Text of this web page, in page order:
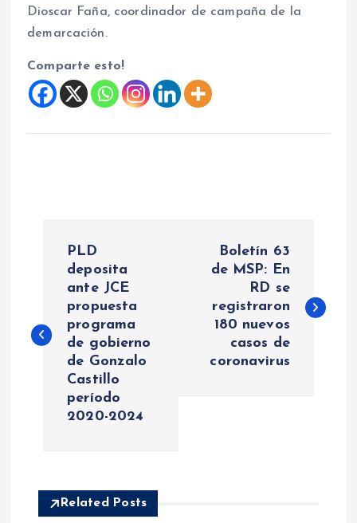
Dioscar Faña, coordinador de campaña de la
demarcación.
Comparte esto!
v
e
PLD
deposita
ante JCE
propuesta
programa
de gobierno
de Gonzalo
Castillo
período
2020-2024
Boletín 63
de MSP: En
RD se
registraron
180 nuevos
casos de
coronavirus
Related Posts